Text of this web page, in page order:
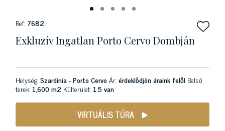
Ref: 7682
Exkluzív Ingatlan Porto Cervo Dombján
Helység:Szardinia - Porto CervoÁr:érdeklődjön áraink felől Belső
terek: 1,600 m2 Külterület: 1.5 van
VIRTUÁLIS TÚRA